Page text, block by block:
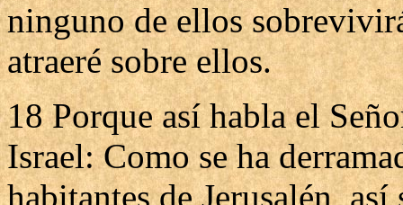
ninguno de ellos
atraeré sobre ellos.
18 Porque así habla el
Israel: Como se ha
habitantes de Jerusalén,